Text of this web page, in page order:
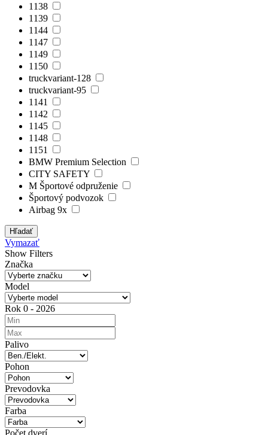
1138
1139
1144
1147
1149
1150
truckvariant-128
truckvariant-95
1141
1142
1145
1148
1151
BMW Premium Selection
CITY SAFETY
M Športové odpruženie
Športový podvozok
Airbag 9x
Hľadať
Vymazať
Show Filters
Značka
Model
Rok 0 - 2026
Palivo
Pohon
Prevodovka
Farba
Počet dverí